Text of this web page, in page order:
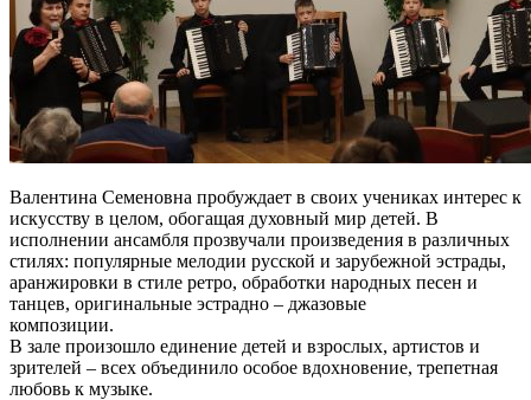
Валентина Семеновна пробуждает в своих учениках интерес к
искусству в целом, обогащая духовный мир детей. В
исполнении ансамбля прозвучали произведения в различных
стилях: популярные мелодии русской и зарубежной эстрады,
аранжировки в стиле ретро, обработки народных песен и
танцев, оригинальные эстрадно – джазовые
В зале произошло единение детей и взрослых, артистов и
зрителей – всех объединило особое вдохновение, трепетная
любовь к музыке.